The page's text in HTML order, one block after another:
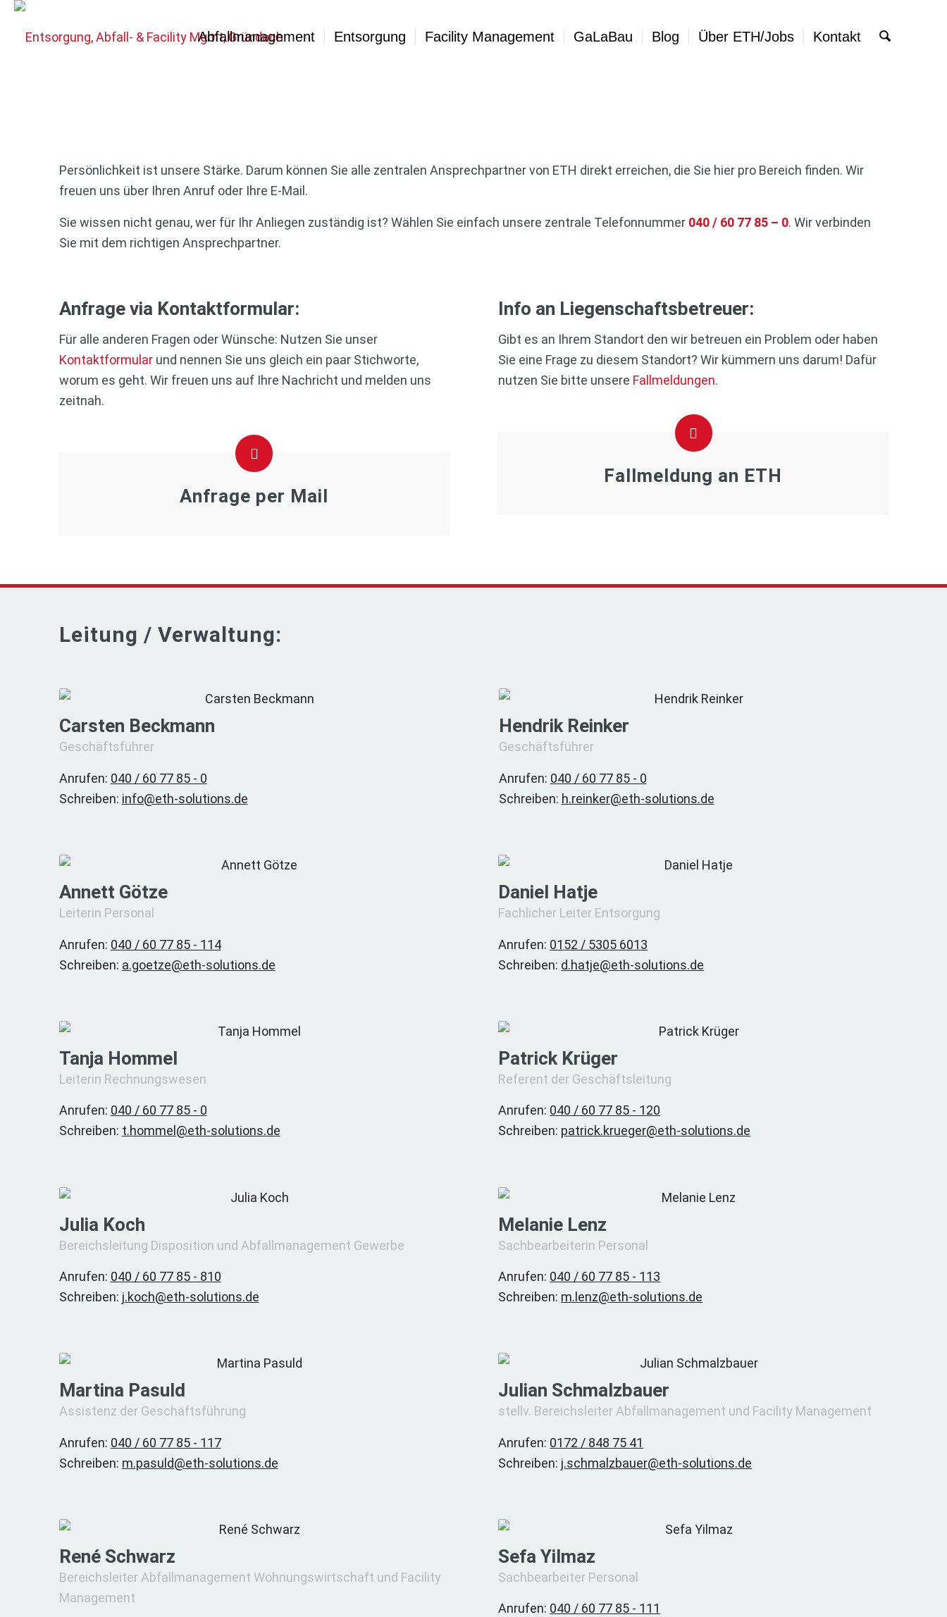
Abfallmanagement Entsorgung Facility Management GaLaBau Blog Über ETH/Jobs Kontakt
Persönlichkeit ist unsere Stärke. Darum können Sie alle zentralen Ansprechpartner von ETH direkt erreichen, die Sie hier pro Bereich finden. Wir
freuen uns über Ihren Anruf oder Ihre E-Mail.
Sie wissen nicht genau, wer für Ihr Anliegen zuständig ist? Wählen Sie einfach unsere zentrale Telefonnummer 040 / 60 77 85 – 0. Wir verbinden
Sie mit dem richtigen Ansprechpartner.
Anfrage via Kontaktformular:
Für alle anderen Fragen oder Wünsche: Nutzen Sie unser
Kontaktformular und nennen Sie uns gleich ein paar Stichworte,
worum es geht. Wir freuen uns auf Ihre Nachricht und melden uns
zeitnah.
Anfrage per Mail
Info an Liegenschaftsbetreuer:
Gibt es an Ihrem Standort den wir betreuen ein Problem oder haben
Sie eine Frage zu diesem Standort? Wir kümmern uns darum! Dafür
nutzen Sie bitte unsere Fallmeldungen.
Fallmeldung an ETH
Leitung / Verwaltung:
Carsten Beckmann
Geschäftsführer
Anrufen: 040 / 60 77 85 - 0
Schreiben: info@eth-solutions.de
Hendrik Reinker
Geschäftsführer
Anrufen: 040 / 60 77 85 - 0
Schreiben: h.reinker@eth-solutions.de
Annett Götze
Leiterin Personal
Anrufen: 040 / 60 77 85 - 114
Schreiben: a.goetze@eth-solutions.de
Daniel Hatje
Fachlicher Leiter Entsorgung
Anrufen: 0152 / 5305 6013
Schreiben: d.hatje@eth-solutions.de
Tanja Hommel
Leiterin Rechnungswesen
Anrufen: 040 / 60 77 85 - 0
Schreiben: t.hommel@eth-solutions.de
Patrick Krüger
Referent der Geschäftsleitung
Anrufen: 040 / 60 77 85 - 120
Schreiben: patrick.krueger@eth-solutions.de
Julia Koch
Bereichsleitung Disposition und Abfallmanagement Gewerbe
Anrufen: 040 / 60 77 85 - 810
Schreiben: j.koch@eth-solutions.de
Melanie Lenz
Sachbearbeiterin Personal
Anrufen: 040 / 60 77 85 - 113
Schreiben: m.lenz@eth-solutions.de
Martina Pasuld
Assistenz der Geschäftsführung
Anrufen: 040 / 60 77 85 - 117
Schreiben: m.pasuld@eth-solutions.de
Julian Schmalzbauer
stellv. Bereichsleiter Abfallmanagement und Facility Management
Anrufen: 0172 / 848 75 41
Schreiben: j.schmalzbauer@eth-solutions.de
René Schwarz
Bereichsleiter Abfallmanagement Wohnungswirtschaft und Facility
Management
Sefa Yilmaz
Sachbearbeiter Personal
Anrufen: 040 / 60 77 85 - 111